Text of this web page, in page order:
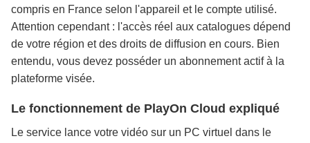
compris en France selon l'appareil et le compte utilisé.
Attention cependant : l'accès réel aux catalogues dépend
de votre région et des droits de diffusion en cours. Bien
entendu, vous devez posséder un abonnement actif à la
plateforme visée.
Le fonctionnement de PlayOn Cloud expliqué
Le service lance votre vidéo sur un PC virtuel dans le